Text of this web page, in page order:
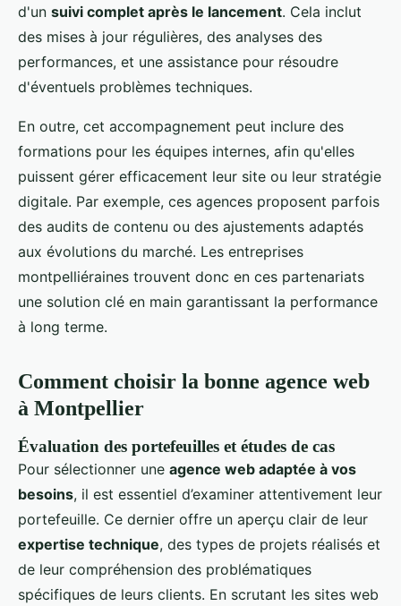
d'un suivi complet après le lancement. Cela inclut
des mises à jour régulières, des analyses des
performances, et une assistance pour résoudre
d'éventuels problèmes techniques.
En outre, cet accompagnement peut inclure des
formations pour les équipes internes, afin qu'elles
puissent gérer efficacement leur site ou leur stratégie
digitale. Par exemple, ces agences proposent parfois
des audits de contenu ou des ajustements adaptés
aux évolutions du marché. Les entreprises
montpelliéraines trouvent donc en ces partenariats
une solution clé en main garantissant la performance
à long terme.
Comment choisir la bonne agence web
à Montpellier
Évaluation des portefeuilles et études de cas
Pour sélectionner une agence web adaptée à vos
besoins, il est essentiel d’examiner attentivement leur
portefeuille. Ce dernier offre un aperçu clair de leur
expertise technique, des types de projets réalisés et
de leur compréhension des problématiques
spécifiques de leurs clients. En scrutant les sites web